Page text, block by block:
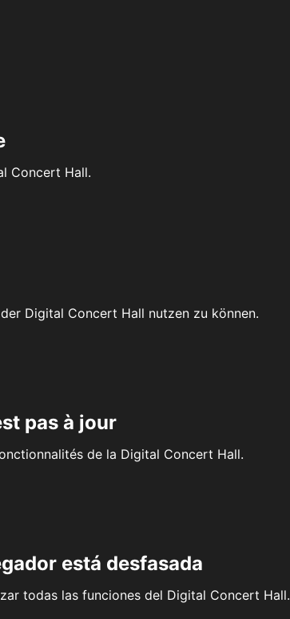
Concert Hall.
Digital Concert Hall nutzen zu können.
pas à jour
de la Digital Concert Hall.
está desfasada
todas las funciones del Digital Concert Hall.